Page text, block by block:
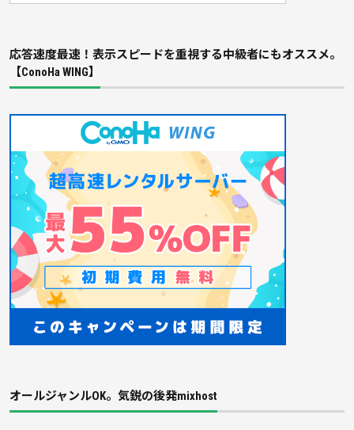
応答速度最速！表示スピードを重視する中級者にもオススメ。
【ConoHa WING】
オールジャンルOK。気鋭の後発mixhost